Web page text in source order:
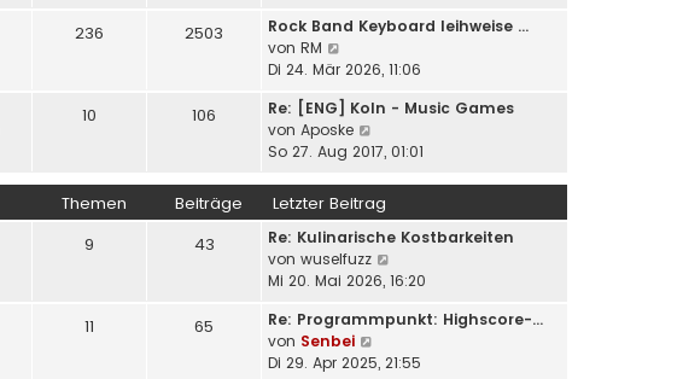
i
r
g
r
e
r
a
g
e
r
i
r
a
236 2503
Rock Band Keyboard leihweise …
von RM
e
e
s
t
r
B
e
i
a
g
Di 24. Mär 2026, 11:06
10 106
Re: [ENG] Koln - Music Games
von Aposke
e
s
t
e
r
e
t
So 27. Aug 2017, 01:01
Themen Beiträge Letzter Beitrag
9 43
Re: Kulinarische Kostbarkeiten
von wuselfuzz
e
e
t
Mi 20. Mai 2026, 16:20
11 65
Re: Programmpunkt: Highscore-…
von Senbei
e
Di 29. Apr 2025, 21:55